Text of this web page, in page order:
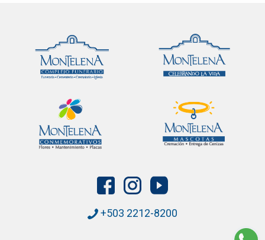
+503 2212-8200